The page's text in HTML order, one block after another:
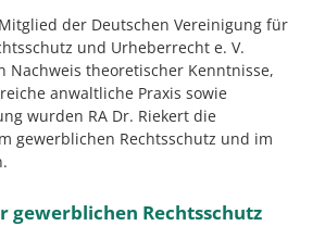
der Deutschen Vereinigung für
und Urheberrecht e. V.
Nachweis theoretischer Kenntnisse,
anwaltliche Praxis sowie
wurden RA Dr. Riekert die
gewerblichen Rechtsschutz und im
gewerblichen Rechtsschutz